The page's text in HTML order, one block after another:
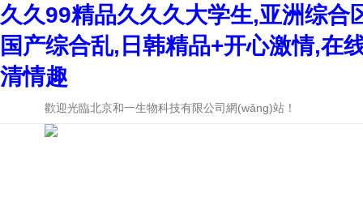
久久99精品久久久大学生,亚洲综
国产综合乱,日韩精品+开心激情,在
清情趣
歡迎光臨北京和一生物科技有限公司網(wǎng)站！